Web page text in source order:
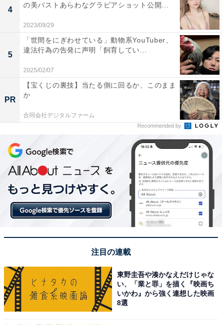
4
の美バストあらわなグラビアショット公開...
2023/09/29
5
「世間をにぎわせている」動物系YouTuber、
違法行為の告発に声明「飼育してい...
2025/02/07
PR
【宝くじの裏技】当たる側に回るか、このまま
か
合同会社デジタルファーム
Recommended by
注目の連載
東野圭吾や湊かなえだけじゃな
い、「業と罪」を描く『映画ち
いかわ』から強く連想した映画
8選